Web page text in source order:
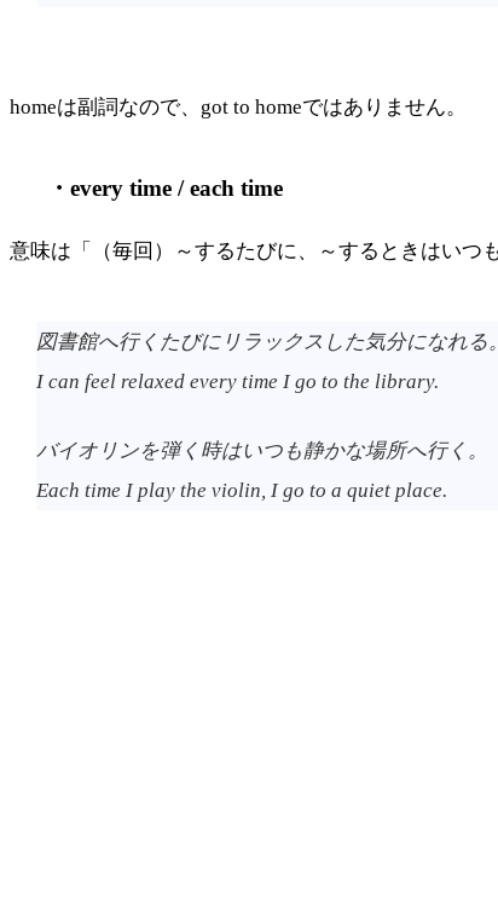
homeは副詞なので、got to homeではありません。
・every time / each time
意味は「（毎回）～するたびに、～するときはいつ
図書館へ行くたびにリラックスした気分になれる。
I can feel relaxed every time I go to the library.
バイオリンを弾く時はいつも静かな場所へ行く。
Each time I play the violin, I go to a quiet place.